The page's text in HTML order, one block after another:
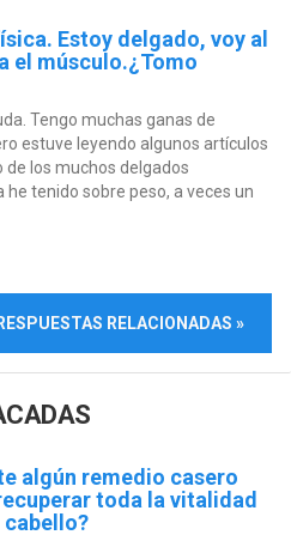
Estoy delgado, voy al
el músculo.¿Tomo
Tengo muchas ganas de
estuve leyendo algunos artículos
los muchos delgados
tenido sobre peso, a veces un
RELACIONADAS »
algún remedio casero
toda la vitalidad
cabello?